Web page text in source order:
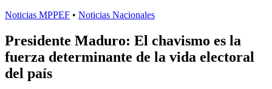
Noticias MPPEF • Noticias Nacionales
Presidente Maduro: El chavismo es la
fuerza determinante de la vida electoral
del país